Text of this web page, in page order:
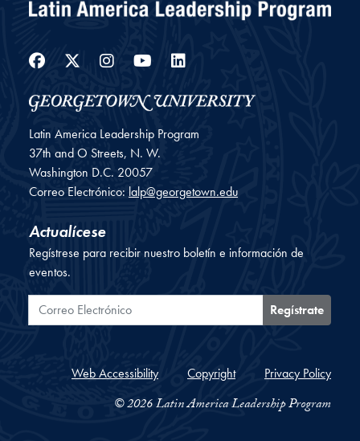
Facebook
Twitter
Instagram
YouTube
Latin America Leadership Program
37th and O Streets, N. W.
Washington D.C. 20057
Correo Electrónico: lalp@georgetown.edu
Actualícese
Regístrese para recibir nuestro boletín e información de
eventos.
Correo Electrónico
Regístrate
Web Accessibility Copyright Privacy Policy
© 2026 Latin America Leadership Program